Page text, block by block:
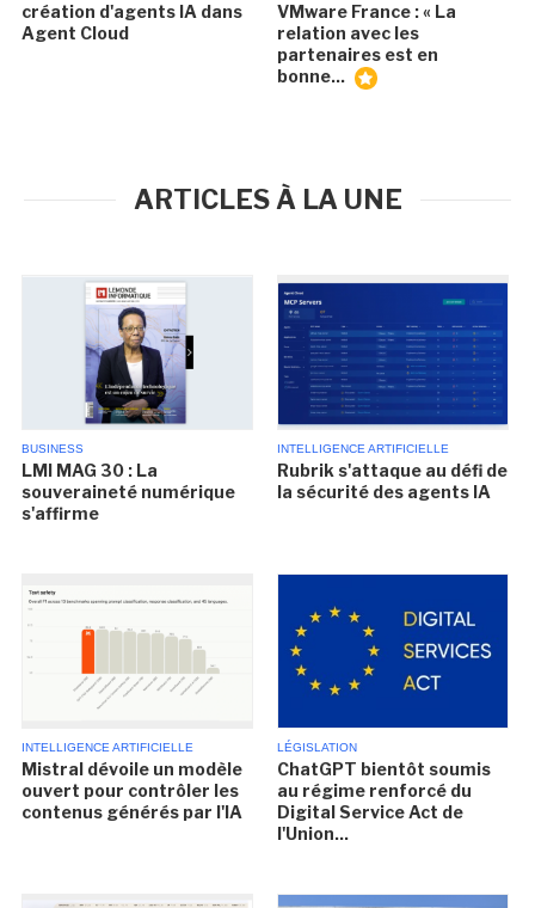
création d'agents IA dans
Agent Cloud
VMware France : « La
relation avec les
partenaires est en
bonne...
ARTICLES À LA UNE
BUSINESS
LMI MAG 30 : La
souveraineté numérique
s'affirme
INTELLIGENCE ARTIFICIELLE
Rubrik s'attaque au défi de
la sécurité des agents IA
INTELLIGENCE ARTIFICIELLE
Mistral dévoile un modèle
ouvert pour contrôler les
contenus générés par l'IA
LÉGISLATION
ChatGPT bientôt soumis
au régime renforcé du
Digital Service Act de
l'Union...